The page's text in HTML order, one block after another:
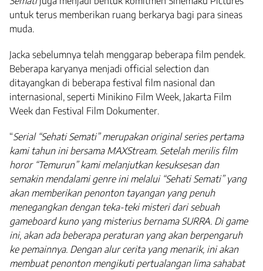
untuk terus memberikan ruang berkarya bagi para sineas
muda.
Jacka sebelumnya telah menggarap beberapa film pendek.
Beberapa karyanya menjadi official selection dan
ditayangkan di beberapa festival film nasional dan
internasional, seperti Minikino Film Week, Jakarta Film
Week dan Festival Film Dokumenter.
“Serial “Sehati Semati” merupakan original series pertama
kami tahun ini bersama MAXStream. Setelah merilis film
horor “Temurun” kami melanjutkan kesuksesan dan
semakin mendalami genre ini melalui “Sehati Semati” yang
akan memberikan penonton tayangan yang penuh
menegangkan dengan teka-teki misteri dari sebuah
gameboard kuno yang misterius bernama SURRA. Di game
ini, akan ada beberapa peraturan yang akan berpengaruh
ke pemainnya. Dengan alur cerita yang menarik, ini akan
membuat penonton mengikuti pertualangan lima sahabat